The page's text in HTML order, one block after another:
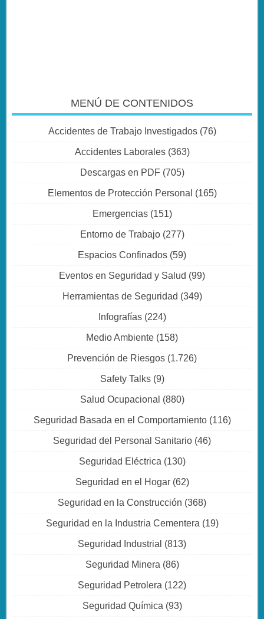
MENÚ DE CONTENIDOS
Accidentes de Trabajo Investigados(76)
Accidentes Laborales(363)
Descargas en PDF(705)
Elementos de Protección Personal (165)
Emergencias(151)
Entorno de Trabajo(277)
Espacios Confinados (59)
Eventos en Seguridad y Salud (99)
Herramientas de Seguridad (349)
Infografías(224)
Medio Ambiente (158)
Prevención de Riesgos (1.726)
Safety Talks(9)
Salud Ocupacional (880)
Seguridad Basada en el Comportamiento(116)
Seguridad del Personal Sanitario (46)
Seguridad Eléctrica (130)
Seguridad en el Hogar(62)
Seguridad en la Construcción (368)
Seguridad en la Industria Cementera (19)
Seguridad Industrial (813)
Seguridad Minera (86)
Seguridad Petrolera (122)
Seguridad Química (93)